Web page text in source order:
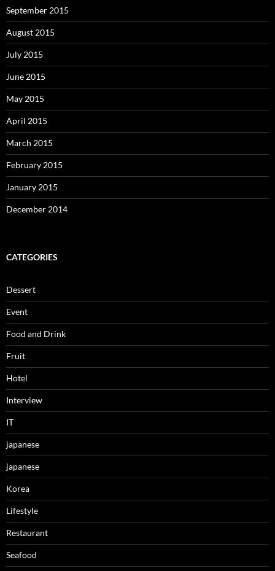
September 2015
August 2015
July 2015
June 2015
May 2015
April 2015
March 2015
February 2015
January 2015
December 2014
CATEGORIES
Dessert
Event
Food and Drink
Fruit
Hotel
Interview
IT
japanese
japanese
Korea
Lifestyle
Restaurant
Seafood